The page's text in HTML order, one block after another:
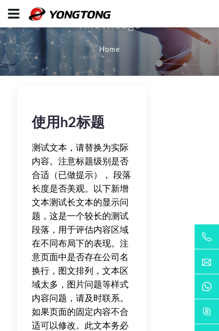
Knowledge
Home
使用h2标题
测试文本，请替换为实际
内容。注意标题级别是否
合适（已做提示）， 段落
长度是否美观。以下新增
文本测试长文本的显示问
题，这是一个较长的测试
段落，用于评估内容区域
在不同布局下的表现。注
意页面中是否存在公司名
换行，图文排列，文本区
域太多，图片问题等样式
内容问题，请及时联系。
如果页面的固定内容不合
适可以修改。此文本务必